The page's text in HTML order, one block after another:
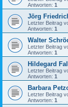
Antworten: 1
Jörg
Letzter Beitrag
Antworten: 1
Walter
Letzter Beitrag
Antworten: 1
Hildegard
Letzter Beitrag
Antworten: 1
Barbara
Letzter Beitrag
Antworten: 1